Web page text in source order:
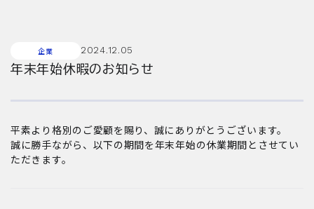
企業 2024.12.05
年末年始休暇のお知らせ
平素より格別のご愛顧を賜り、誠にありがとうございます。
誠に勝手ながら、以下の期間を年末年始の休業期間とさせてい
ただきます。